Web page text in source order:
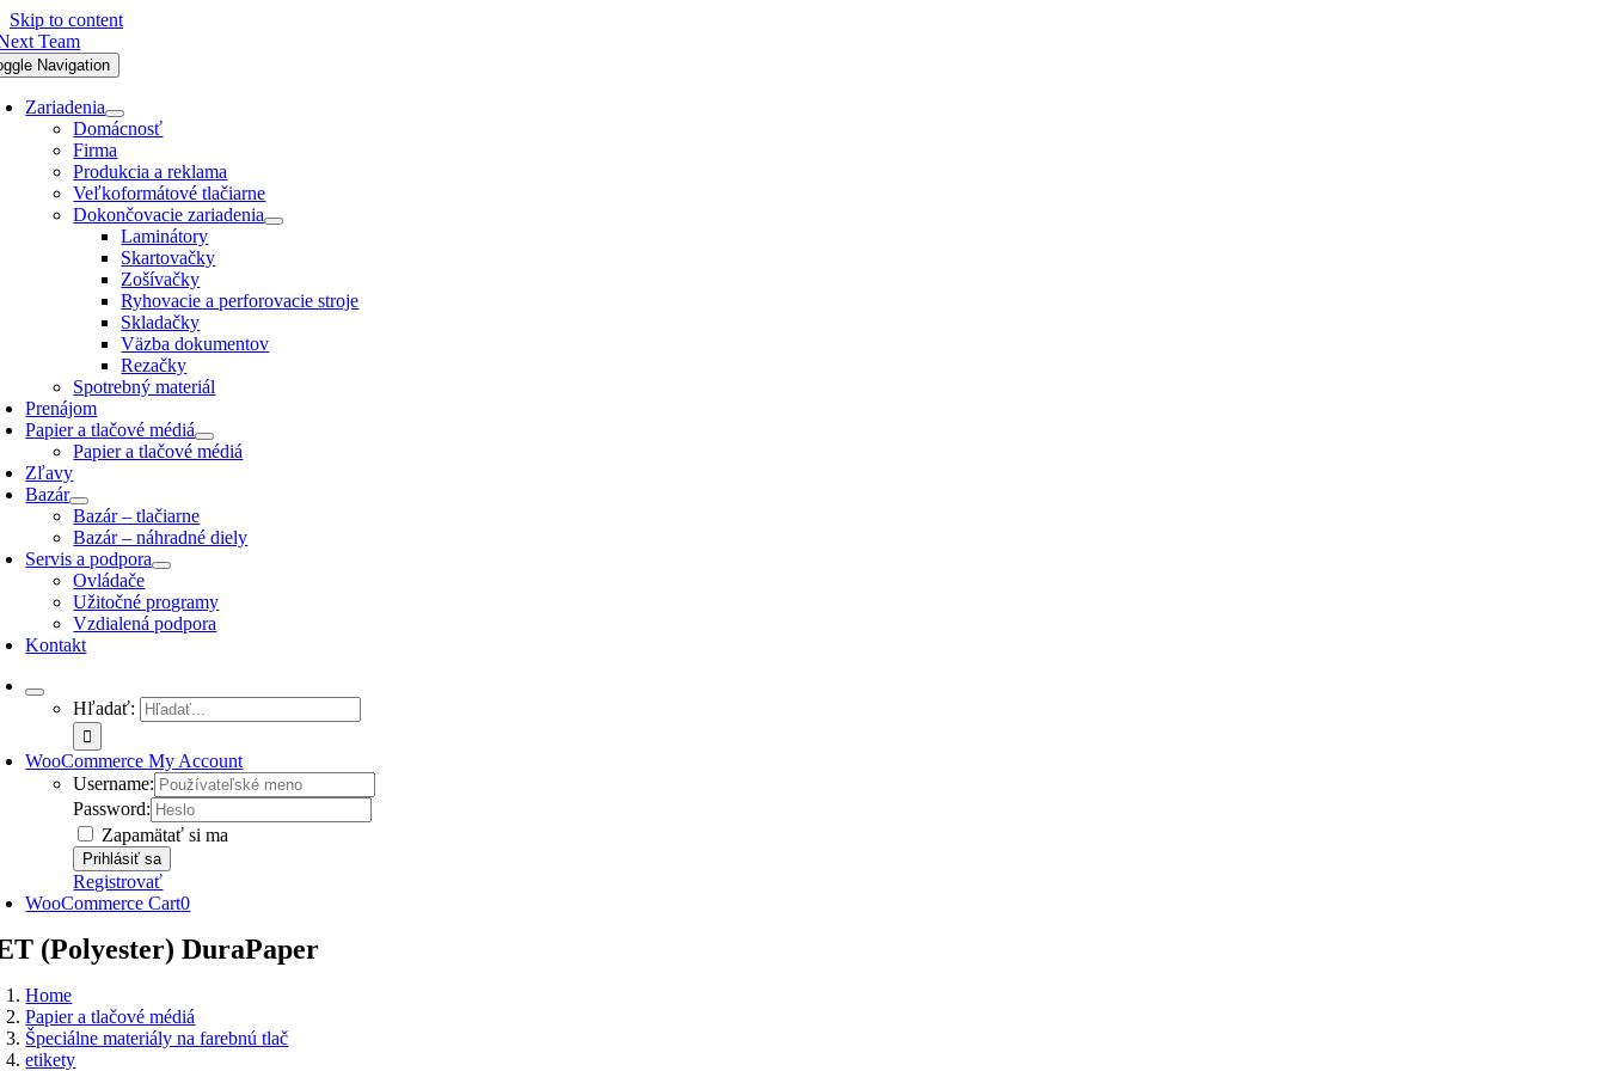
Skip to content
Navigation
Zariadenia
Domácnosť
Firma
Produkcia a reklama
Veľkoformátové tlačiarne
Dokončovacie zariadenia
Laminátory
Skartovačky
Zošívačky
Ryhovacie a perforovacie stroje
Skladačky
Väzba dokumentov
Rezačky
Spotrebný materiál
Prenájom
Papier a tlačové médiá
Papier a tlačové médiá
Zľavy
Bazár
Bazár – tlačiarne
Bazár – náhradné diely
Servis a podpora
Ovládače
Užitočné programy
Vzdialená podpora
Kontakt
Hľadať:
WooCommerce My Account
Username:
Password:
Zapamätať si ma
Registrovať
WooCommerce Cart0
(Polyester) DuraPaper
Home
Papier a tlačové médiá
Špeciálne materiály na farebnú tlač
etikety